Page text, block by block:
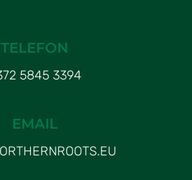
TELEFON
5845 3394
EMAIL